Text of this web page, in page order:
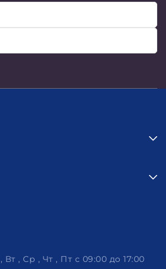
Вт , Ср , Чт , Пт c 09:00 до 17:00